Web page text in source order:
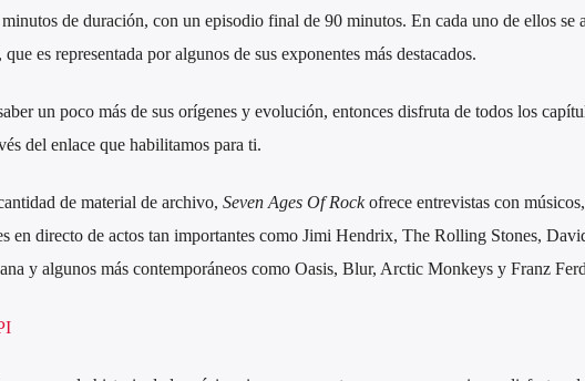
de duración, con un episodio final de 90 minutos. En cada uno de ellos se
es representada por algunos de sus exponentes más destacados.
un poco más de sus orígenes y evolución, entonces disfruta de todos los
del enlace que habilitamos para ti.
de material de archivo, Seven Ages Of Rockofrece entrevistas con
en directo de actos tan importantes como Jimi Hendrix, The Rolling Stones,
y algunos más contemporáneos como Oasis, Blur, Arctic Monkeys y Franz